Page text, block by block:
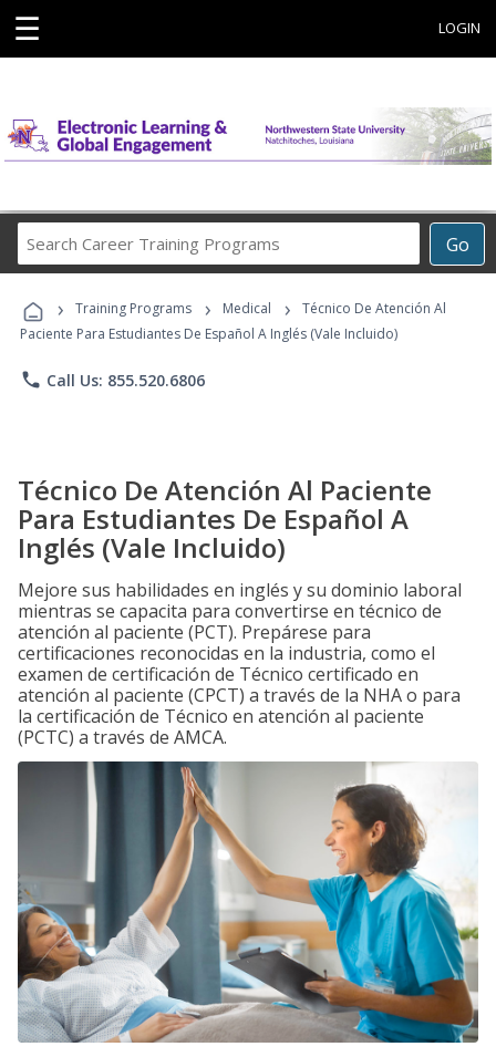
☰ LOGIN
Go
Career
Programs
› Training Programs › Medical ›
Técnico De Atención Al
Paciente Para Estudiantes De Español A Inglés (Vale Incluido)
phone Call Us: 855.520.6806
Técnico De Atención Al Paciente
Para Estudiantes De Español A
Inglés (Vale Incluido)
Mejore sus habilidades en inglés y su dominio laboral
mientras se capacita para convertirse en técnico de
atención al paciente (PCT). Prepárese para
certificaciones reconocidas en la industria, como el
examen de certificación de Técnico certificado en
atención al paciente (CPCT) a través de la NHA o para
la certificación de Técnico en atención al paciente
(PCTC) a través de AMCA.